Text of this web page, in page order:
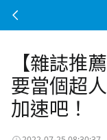
【雜誌
要當個超
加速吧！